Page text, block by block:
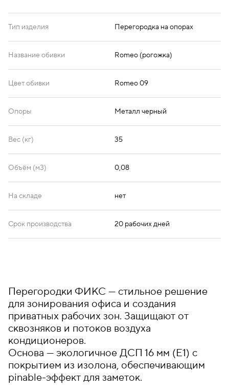
Тип изделия Перегородка на опорах
Название обивки Romeo (рогожка)
Цвет обивки Romeo 09
Опоры Металл черный
Вес (кг) 35
Объём (м3) 0,08
На складе нет
Срок производства 20 рабочих дней
Перегородки ФИКС — стильное решение
для зонирования офиса и создания
приватных рабочих зон. Защищают от
сквозняков и потоков воздуха
кондиционеров.
Основа — экологичное ДСП 16 мм (E1) с
покрытием из изолона, обеспечивающим
pinable-эффект для заметок.